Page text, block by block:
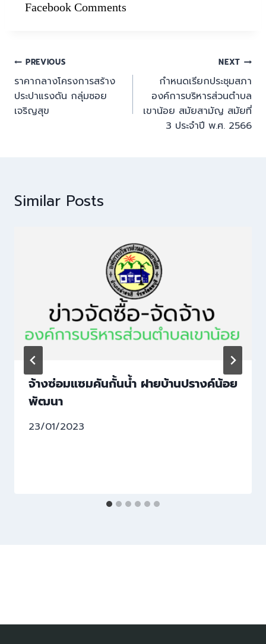
Facebook Comments
PREVIOUS
ราคากลางโครงการสร้าง
ประปาแรงดัน กลุ่มซอย
เจริญสุข
NEXT
กำหนดเรียกประชุมสภา
องค์การบริหารส่วนตำบล
เขาน้อย สมัยสามัญ สมัยที่
3 ประจำปี พ.ศ. 2566
Similar Posts
จ้างซ่อมแซมคันกั้นน้ำ ฝายบ้านปรางค์น้อย
พัฒนา
23/01/2023